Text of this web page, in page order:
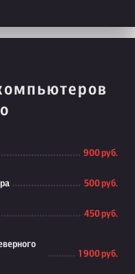
900 руб.
500 руб.
450 руб.
1 900 руб.